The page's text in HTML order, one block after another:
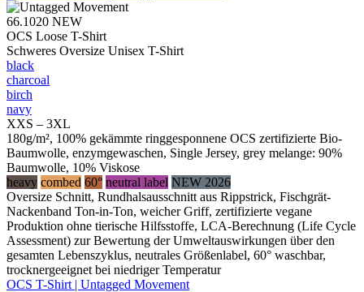
66.1020 NEW
OCS Loose T-Shirt
Schweres Oversize Unisex T-Shirt
black
charcoal
birch
navy
XXS – 3XL
180g/m², 100% gekämmte ringgesponnene OCS zertifizierte Bio-
Baumwolle, enzymgewaschen, Single Jersey, grey melange: 90%
Baumwolle, 10% Viskose
heavy combed 60° neutral label NEW 2026
Oversize Schnitt, Rundhalsausschnitt aus Rippstrick, Fischgrät-
Nackenband Ton-in-Ton, weicher Griff, zertifizierte vegane
Produktion ohne tierische Hilfsstoffe, LCA-Berechnung (Life Cycle
Assessment) zur Bewertung der Umweltauswirkungen über den
gesamten Lebenszyklus, neutrales Größenlabel, 60° waschbar,
trocknergeeignet bei niedriger Temperatur
OCS T-Shirt | Untagged Movement